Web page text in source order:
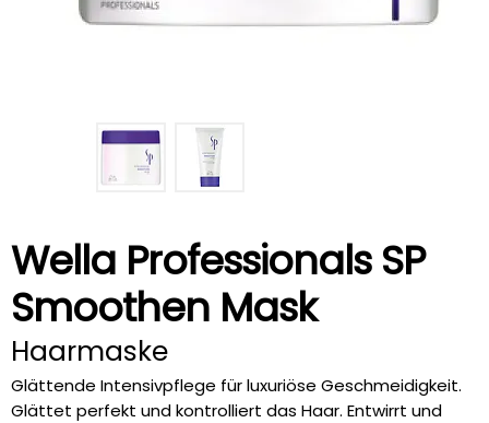
Wella Professionals SP
Smoothen Mask
Haarmaske
Glättende Intensivpflege für luxuriöse Geschmeidigkeit.
Glättet perfekt und kontrolliert das Haar. Entwirrt und